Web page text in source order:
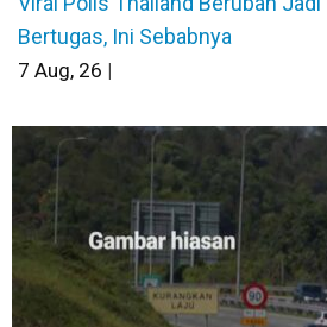
Bertugas, Ini Sebabnya
7 Aug, 26 |